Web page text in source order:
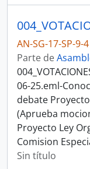
AN-SG-17-SP-9-4
Parte de
06-25.eml-
debate
(Aprueba
Proyecto Ley
Comision
Sin título